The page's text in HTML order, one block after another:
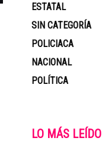
ESTATAL
SIN CATEGORÍA
POLICIACA
NACIONAL
POLÍTICA
LO MÁS LEÍDO